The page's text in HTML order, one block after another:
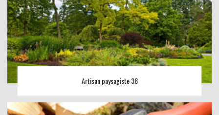
Artisan paysagiste 38